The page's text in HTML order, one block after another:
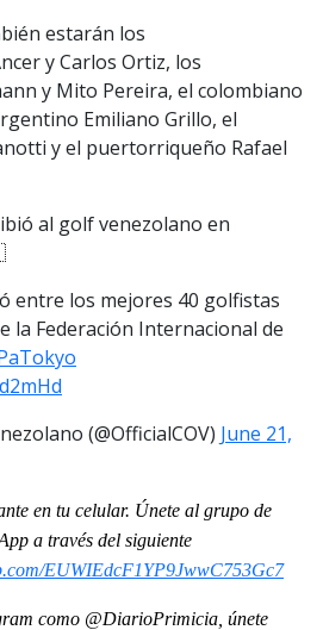
estarán los
y Carlos Ortiz, los
y Mito Pereira, el colombiano
Emiliano Grillo, el
y el puertorriqueño Rafael
al golf venezolano en
entre los mejores 40 golfistas
la Federación Internacional de
(@OfficialCOV) June 21,
en tu celular. Únete al grupo de
a través del siguiente
com/EUWIEdcF1YP9JwwC753Gc7
como @DiarioPrimicia, únete